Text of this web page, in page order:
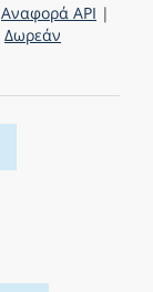
Αναφορά API |
Δωρεάν